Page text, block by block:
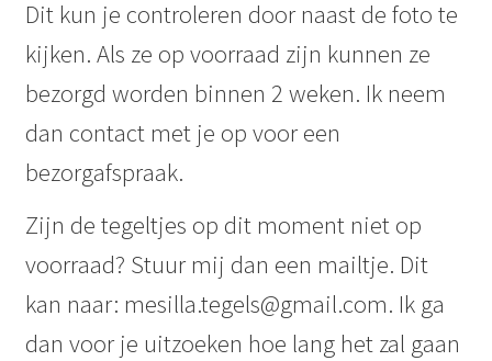
Dit kun je controleren door naast de foto te
kijken. Als ze op voorraad zijn kunnen ze
bezorgd worden binnen 2 weken. Ik neem
dan contact met je op voor een
bezorgafspraak.
Zijn de tegeltjes op dit moment niet op
voorraad? Stuur mij dan een mailtje. Dit
kan naar: mesilla.tegels@gmail.com. Ik ga
dan voor je uitzoeken hoe lang het zal gaan